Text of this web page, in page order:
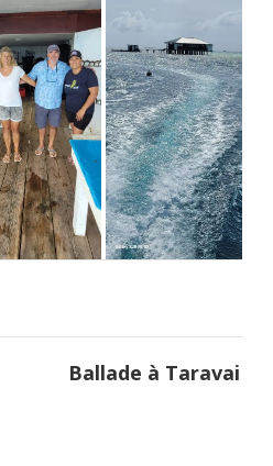
Ballade à Taravai